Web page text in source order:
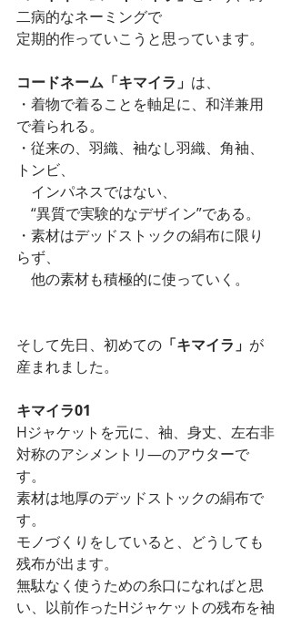
二病的なネーミングで
定期的作っていこうと思っています。
コードネーム「キマイラ」 は、
・着物で着ることを軸足に、和洋兼用
で着られる。
・従来の、羽織、袖なし羽織、角袖、
トンビ、
インパネスではない、
“異質で実験的なデザイン”である。
・素材はデッドストックの絹布に限り
らず、
他の素材も積極的に使っていく。
そして先日、初めての 「キマイラ」 が
産まれました。
キマイラ01
Hジャケットを元に、袖、身丈、左右非
対称のアシメントリ―のアウターで
す。
素材は地厚のデッドストックの絹布で
す。
モノづくりをしていると、どうしても
残布が出ます。
無駄なく使うための糸口になればと思
い、以前作ったHジャケットの残布を袖